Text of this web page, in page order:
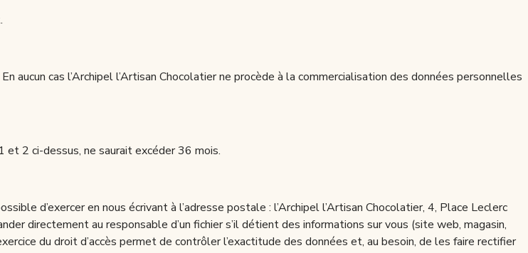
aucun cas l’Archipel l’Artisan Chocolatier ne procède à la commercialisation des données personnelles
2 ci-dessus, ne saurait excéder 36 mois.
d’exercer en nous écrivant à l’adresse postale : l’Archipel l’Artisan Chocolatier, 4, Place Leclerc
directement au responsable d’un fichier s’il détient des informations sur vous (site web, magasin,
du droit d’accès permet de contrôler l’exactitude des données et, au besoin, de les faire rectifier